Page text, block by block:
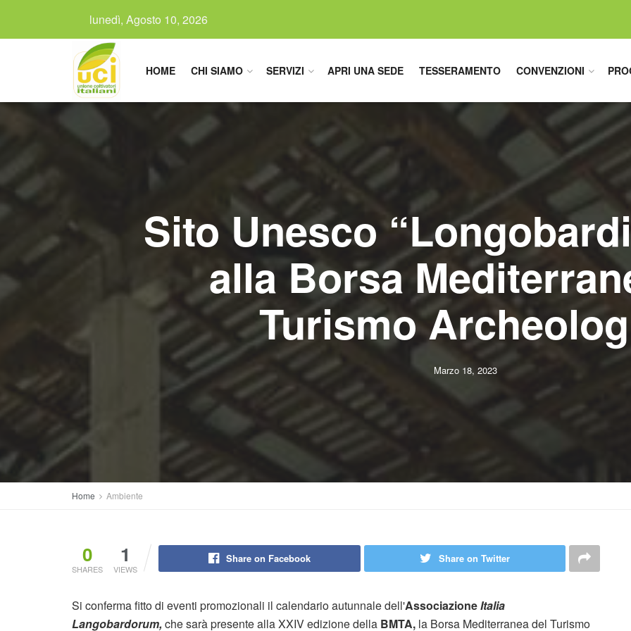
lunedì, Agosto 10, 2026
HOME CHI SIAMO SERVIZI APRI UNA SEDE TESSERAMENTO CONVENZIONI
Sito Unesco
alla Borsa
Turismo
Marzo 18, 2023
Home Ambiente
0
SHARES
1
VIEWS
Share on Facebook Share on Twitter
Si conferma fitto di eventi promozionali il calendario autunnale dell'AssociazioneItalia
Langobardorum, che sarà presente alla XXIV edizione della BMTA, la Borsa Mediterranea del Turismo